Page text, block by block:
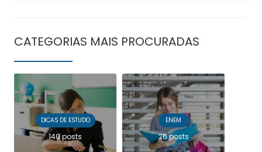
CATEGORIAS MAIS PROCURADAS
DICAS DE ESTUDO
140 posts
ENEM
26 posts